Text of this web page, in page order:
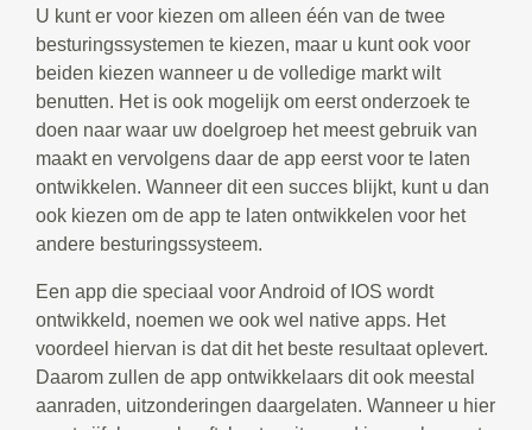
U kunt er voor kiezen om alleen één van de twee
besturingssystemen te kiezen, maar u kunt ook voor
beiden kiezen wanneer u de volledige markt wilt
benutten. Het is ook mogelijk om eerst onderzoek te
doen naar waar uw doelgroep het meest gebruik van
maakt en vervolgens daar de app eerst voor te laten
ontwikkelen. Wanneer dit een succes blijkt, kunt u dan
ook kiezen om de app te laten ontwikkelen voor het
andere besturingssysteem.
Een app die speciaal voor Android of IOS wordt
ontwikkeld, noemen we ook wel native apps. Het
voordeel hiervan is dat dit het beste resultaat oplevert.
Daarom zullen de app ontwikkelaars dit ook meestal
aanraden, uitzonderingen daargelaten. Wanneer u hier